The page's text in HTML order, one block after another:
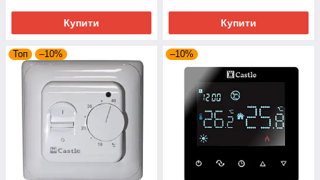
Купити Купити
Топ –10% –10%